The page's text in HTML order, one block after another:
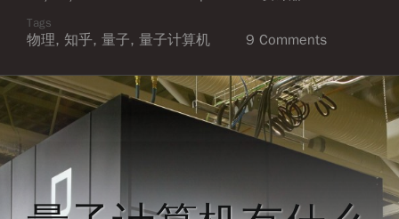
Tags
物理, 知乎, 量子, 量子计算机 9 Comments